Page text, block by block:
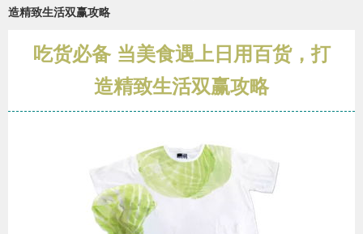
造精致生活双赢攻略
吃货必备 当美食遇上日用百货，打
造精致生活双赢攻略